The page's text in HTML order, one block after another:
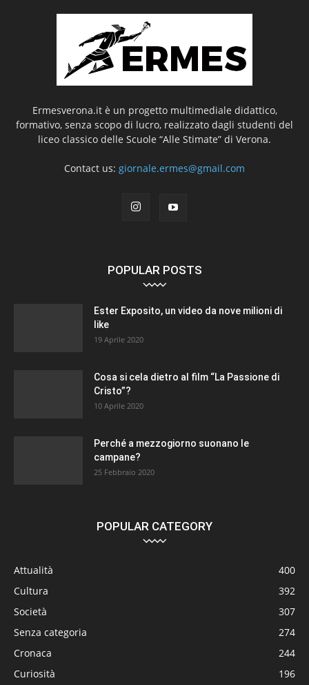
Ermesverona.it è un progetto multimediale didattico,
formativo, senza scopo di lucro, realizzato dagli studenti del
liceo classico delle Scuole “Alle Stimate” di Verona.
Contact us: giornale.ermes@gmail.com
POPULAR POSTS
Ester Exposito, un video da nove milioni di
like
19 Aprile 2020
Cosa si cela dietro al film “La Passione di
Cristo”?
10 Aprile 2020
Perché a mezzogiorno suonano le
campane?
25 Febbraio 2020
POPULAR CATEGORY
Attualità
400
Cultura
392
Società
307
Senza categoria
274
Cronaca
244
Curiosità
196